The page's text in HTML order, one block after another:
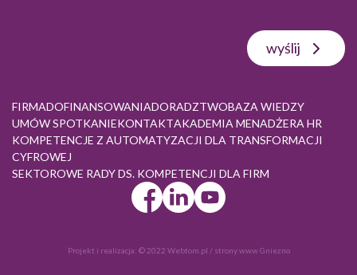
wyślij
FIRMADOFINANSOWANIADORADZTWOBAZA WIEDZY
UMÓW SPOTKANIEKONTAKTAKADEMIA MENADŻERA HR
KOMPETENCJE Z AUTOMATYZACJI DLA TRANSFORMACJI
CYFROWEJ
SEKTOROWE RADY DS. KOMPETENCJI DLA FIRM
Projekt i realizacja: © 2022 Webtom.pl / strony www Gniezno